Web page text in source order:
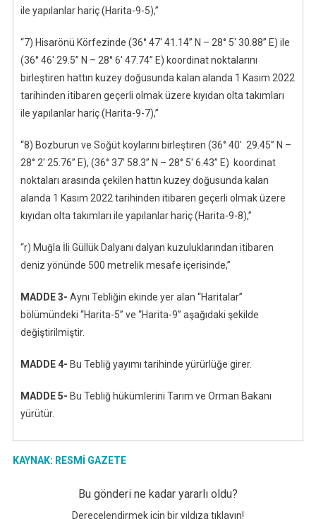
ile yapılanlar hariç (Harita-9-5),”
“7) Hisarönü Körfezinde (36° 47′ 41.14” N – 28° 5′ 30.88” E) ile
(36° 46′ 29.5” N – 28° 6′ 47.74” E) koordinat noktalarını
birleştiren hattın kuzey doğusunda kalan alanda 1 Kasım 2022
tarihinden itibaren geçerli olmak üzere kıyıdan olta takımları
ile yapılanlar hariç (Harita-9-7),”
“8) Bozburun ve Söğüt koylarını birleştiren (36° 40′ 29.45” N –
28° 2′ 25.76” E), (36° 37′ 58.3” N – 28° 5′ 6.43” E) koordinat
noktaları arasında çekilen hattın kuzey doğusunda kalan
alanda 1 Kasım 2022 tarihinden itibaren geçerli olmak üzere
kıyıdan olta takımları ile yapılanlar hariç (Harita-9-8),”
“r) Muğla İli Güllük Dalyanı dalyan kuzuluklarından itibaren
deniz yönünde 500 metrelik mesafe içerisinde,”
MADDE 3- Aynı Tebliğin ekinde yer alan “Haritalar”
bölümündeki “Harita-5” ve “Harita-9” aşağıdaki şekilde
değiştirilmiştir.
MADDE 4- Bu Tebliğ yayımı tarihinde yürürlüğe girer.
MADDE 5- Bu Tebliğ hükümlerini Tarım ve Orman Bakanı
yürütür.
KAYNAK: RESMİ GAZETE
Bu gönderi ne kadar yararlı oldu?
Derecelendirmek için bir yıldıza tıklayın!